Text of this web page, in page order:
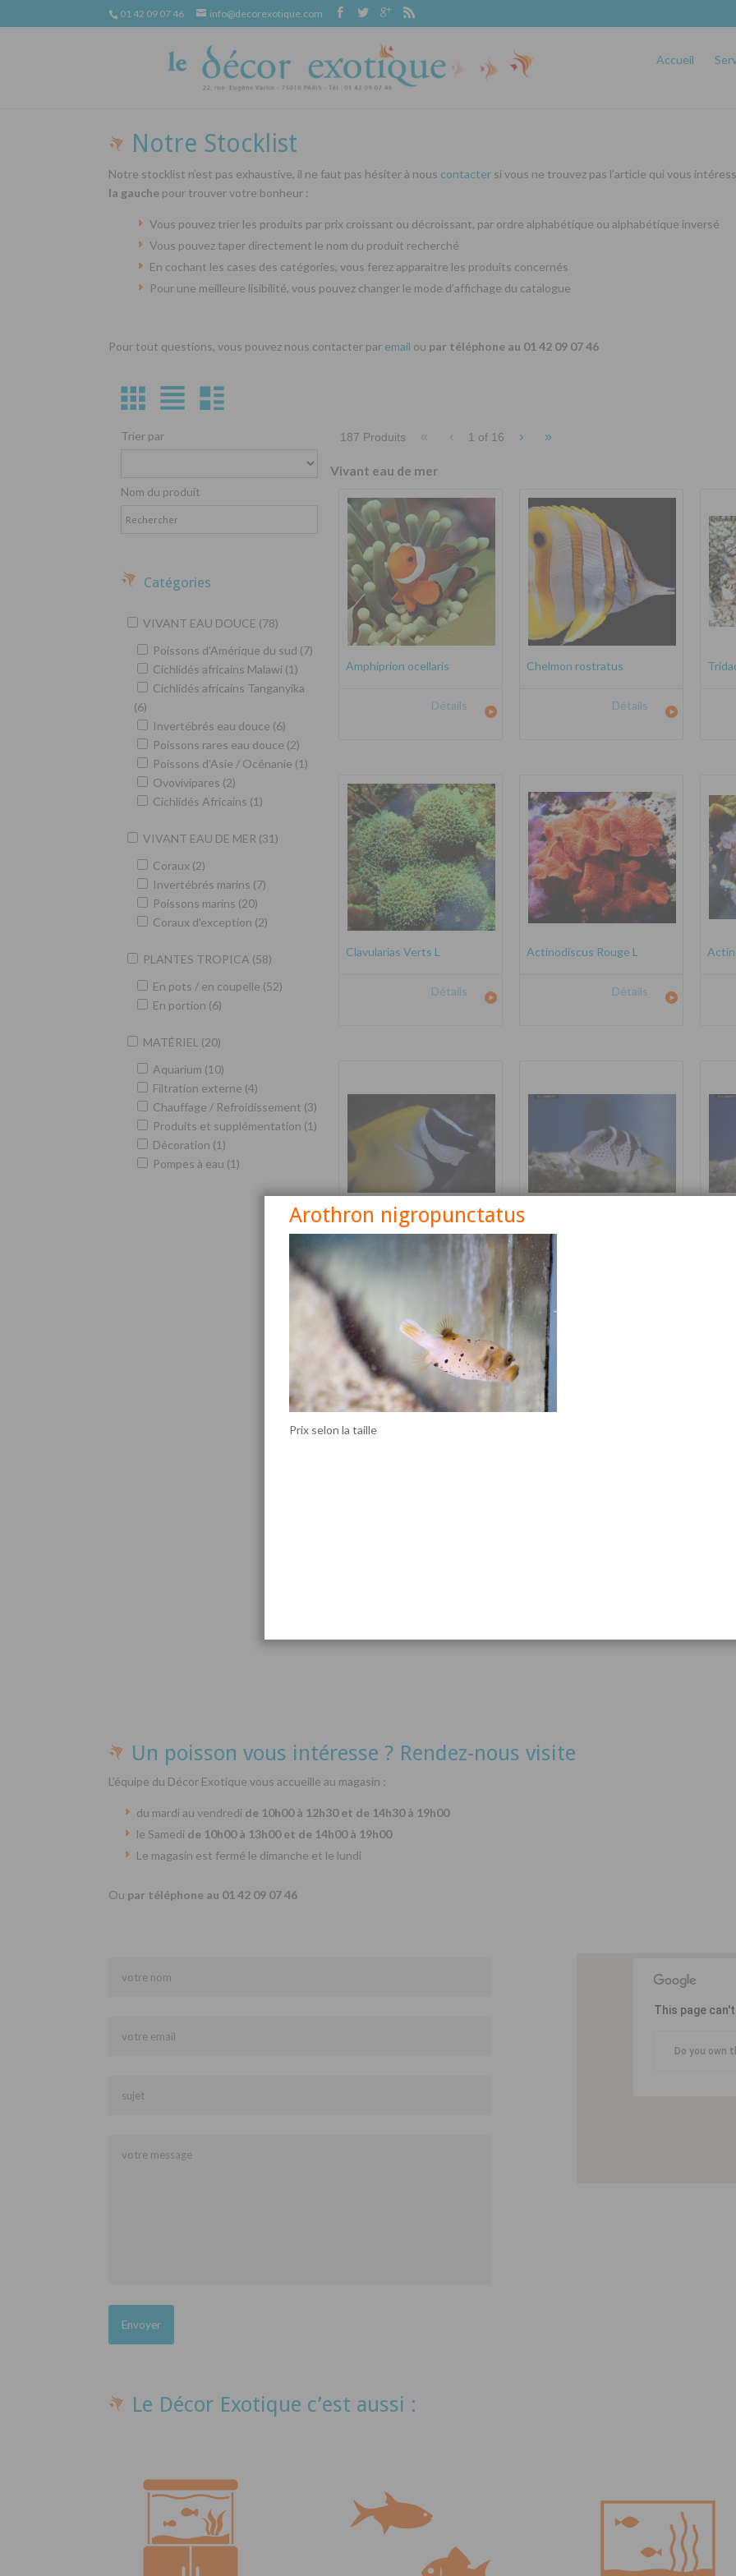
01 42 09 07 46 info@decorexotique.com
Accueil
Notre Stocklist
Notre stocklist n’est pas exhaustive, il ne faut pas hésiter à nous contacter si vous ne trouvez pas l’article qui vous
la gauche pour trouver votre bonheur :
Vous pouvez trier les produits par prix croissant ou décroissant, par ordre alphabétique ou alphabétique inversé
Vous pouvez taper directement le nom du produit recherché
En cochant les cases des catégories, vous ferez apparaitre les produits concernés
Pour une meilleure lisibilité, vous pouvez changer le mode d’affichage du catalogue
Pour tout questions, vous pouvez nous contacter par email ou par téléphone au 01 42 09 07 46
Trier par
Nom du produit
Catégories
VIVANT EAU DOUCE (78)
Poissons d'Amérique du sud (7)
Cichlidés africains Malawi (1)
Cichlidés africains Tanganyika
(6)
Invertébrés eau douce (6)
Poissons rares eau douce (2)
Poissons d'Asie / Océnanie (1)
Ovovivipares (2)
Cichlidés Africains (1)
VIVANT EAU DE MER (31)
Coraux (2)
Invertébrés marins (7)
Poissons marins (20)
Coraux d'exception (2)
PLANTES TROPICA (58)
En pots / en coupelle (52)
En portion (6)
MATÉRIEL (20)
Aquarium (10)
Filtration externe (4)
Chauffage / Refroidissement (3)
Produits et supplémentation (1)
Décoration (1)
Pompes à eau (1)
187 Produits « ‹ 1 of 16 › »
Vivant eau de mer
Amphiprion ocellaris
Détails
Chelmon rostratus
Détails
Clavularias Verts L
Détails
Actinodiscus Rouge L
Détails
Siganus vulpinus
Détails
Canthigaster valentini
Un poisson vous intéresse ? Rendez-nous visite
L’équipe du Décor Exotique vous accueille au magasin :
du mardi au vendredi de 10h00 à 12h30 et de 14h30 à 19h00
le Samedi de 10h00 à 13h00 et de 14h00 à 19h00
Le magasin est fermé le dimanche et le lundi
Ou par téléphone au 01 42 09 07 46
This page
Do you own
Le Décor Exotique c’est aussi :
Arothron nigropunctatus
Prix selon la taille